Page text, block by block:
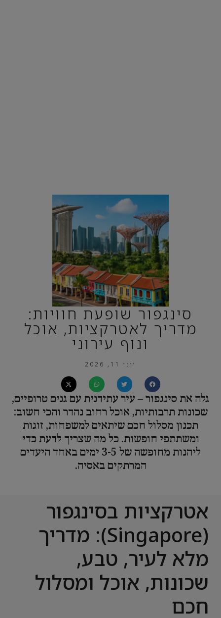
סינגפור שופעת חוויות:
מדריך לאטרקציות, אוכל
ונוף עירוני
יוני 11, 2026
גלה את סינגפור – עיר עתידנית עם גנים טרופיים,
שכונות תרבותיות, אוכל רחוב נהדר והכי חשוב:
תכנון מסלול חכם שיתאים למשפחות, זוגות
ומשתתפי חופשות. כל מה שצריך לדעת כדי
ליהנות מחופשה של 3-5 ימים באחד היעדים
המרתקים באסיה.
אטרקציות בסינגפור
(Singapore): מדריך
מלא לעיר, טבע,
שכונות, אוכל ומסלול
חכם